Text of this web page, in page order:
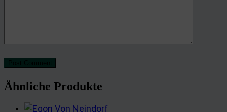
Ähnliche Produkte